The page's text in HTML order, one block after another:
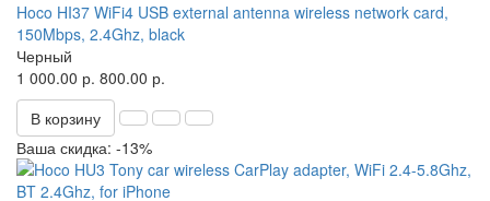
Hoco HI37 WiFi4 USB external antenna wireless network card,
150Mbps, 2.4Ghz, black
Черный
1 000.00 р. 800.00 р.
В корзину
Ваша скидка: -13%